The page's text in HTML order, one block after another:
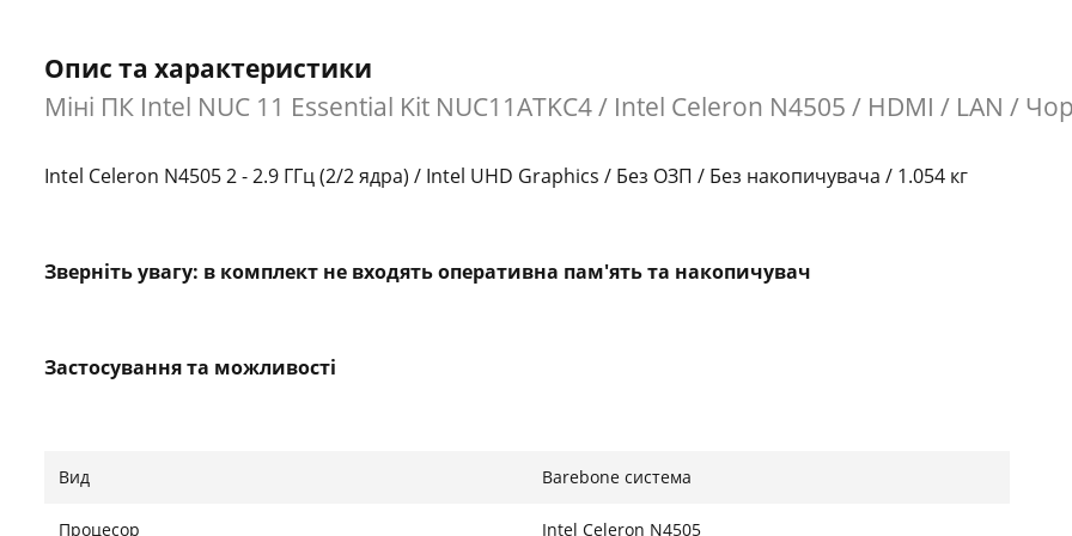
Опис та характеристики
Міні ПК Intel NUC 11 Essential Kit NUC11ATKC4 / Intel Celeron N4505 / HDMI / LAN /
Intel Celeron N4505 2 - 2.9 ГГц (2/2 ядра) / Intel UHD Graphics / Без ОЗП / Без накопичувача / 1.054 кг
Зверніть увагу: в комплект не входять оперативна пам'ять та накопичувач
Застосування та можливості
звук, підтримуючи новітні програми та інструменти для інтерактивного навчання. NUC 11 Essential
високої 4K роздільної здатності.
Вид Barebone система
Процесор Intel Celeron N4505